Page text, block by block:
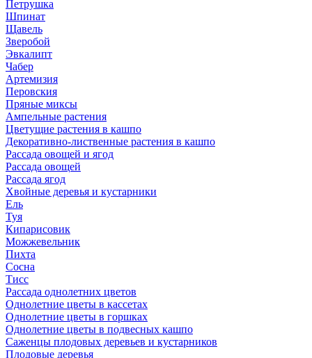
Петрушка
Шпинат
Щавель
Зверобой
Эвкалипт
Чабер
Артемизия
Перовския
Пряные миксы
Ампельные растения
Цветущие растения в кашпо
Декоративно-лиственные растения в кашпо
Рассада овощей и ягод
Рассада овощей
Рассада ягод
Хвойные деревья и кустарники
Ель
Туя
Кипарисовик
Можжевельник
Пихта
Сосна
Тисc
Рассада однолетних цветов
Однолетние цветы в кассетах
Однолетние цветы в горшках
Однолетние цветы в подвесных кашпо
Саженцы плодовых деревьев и кустарников
Плодовые деревья